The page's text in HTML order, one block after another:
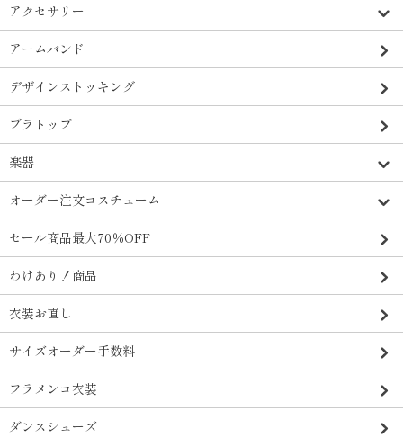
アクセサリー
アームバンド
デザインストッキング
ブラトップ
楽器
オーダー注文コスチューム
セール商品最大70％OFF
わけあり！商品
衣装お直し
サイズオーダー手数料
フラメンコ衣装
ダンスシューズ